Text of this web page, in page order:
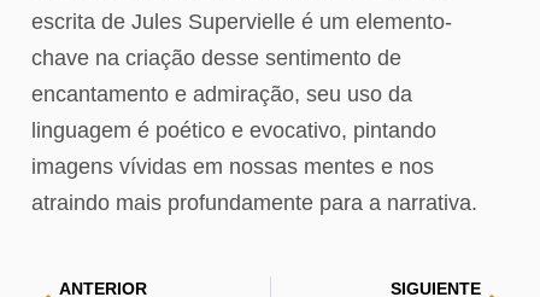
escrita de Jules Supervielle é um elemento-
chave na criação desse sentimento de
encantamento e admiração, seu uso da
linguagem é poético e evocativo, pintando
imagens vívidas em nossas mentes e nos
atraindo mais profundamente para a narrativa.
ANTERIOR SIGUIENTE